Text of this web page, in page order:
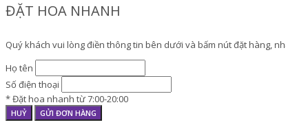
ĐẶT HOA NHANH
Quý khách vui lòng điền thông tin bên dưới và bấm nút đặt hàng,
Họ tên
Số điện thoại
* Đặt hoa nhanh từ 7:00-20:00
HUỶ GỬI ĐƠN HÀNG